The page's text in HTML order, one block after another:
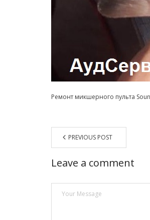
Ремонт микшерного пульта
PREVIOUS POST
Leave a comment